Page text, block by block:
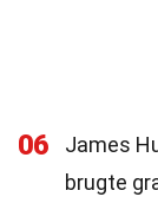
06
James
brugte